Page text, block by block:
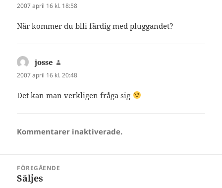
2007 april 16 kl. 18:58
När kommer du blli färdig med pluggandet?
josse
2007 april 16 kl. 20:48
Det kan man verkligen fråga sig
Kommentarer inaktiverade.
FÖREGÅENDE
Föregående
Säljes